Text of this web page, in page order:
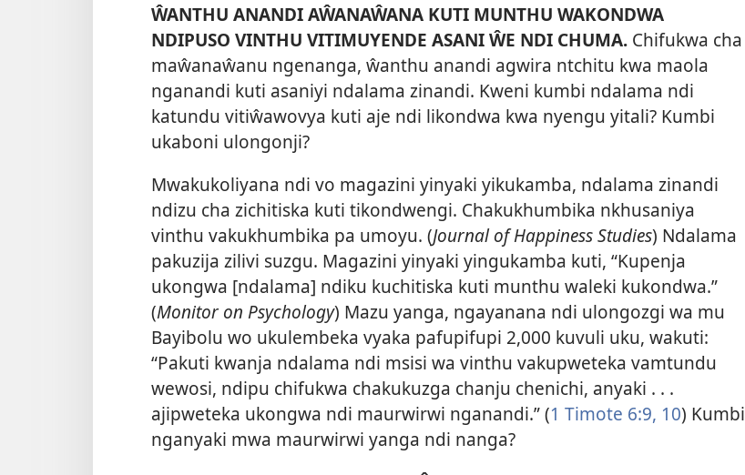
ŴANTHU ANANDI AŴANAŴANA KUTI MUNTHU WAKONDWA
NDIPUSO VINTHU VITIMUYENDE ASANI ŴE NDI CHUMA. Chifukwa cha
maŵanaŵanu ngenanga, ŵanthu anandi agwira ntchitu kwa maola
nganandi kuti asaniyi ndalama zinandi. Kweni kumbi ndalama ndi
katundu vitiŵawovya kuti aje ndi likondwa kwa nyengu yitali? Kumbi
ukaboni ulongonji?
Mwakukoliyana ndi vo magazini yinyaki yikukamba, ndalama zinandi
ndizu cha zichitiska kuti tikondwengi. Chakukhumbika nkhusaniya
vinthu vakukhumbika pa umoyu. (Journal of Happiness Studies) Ndalama
pakuzija zilivi suzgu. Magazini yinyaki yingukamba kuti, “Kupenja
ukongwa [ndalama] ndiku kuchitiska kuti munthu waleki kukondwa.”
(Monitor on Psychology) Mazu yanga, ngayanana ndi ulongozgi wa mu
Bayibolu wo ukulembeka vyaka pafupifupi 2,000 kuvuli uku, wakuti:
“Pakuti kwanja ndalama ndi msisi wa vinthu vakupweteka vamtundu
wewosi, ndipu chifukwa chakukuzga chanju chenichi, anyaki . . .
ajipweteka ukongwa ndi maurwirwi nganandi.” (1 Timote 6:9, 10) Kumbi
nganyaki mwa maurwirwi yanga ndi nanga?